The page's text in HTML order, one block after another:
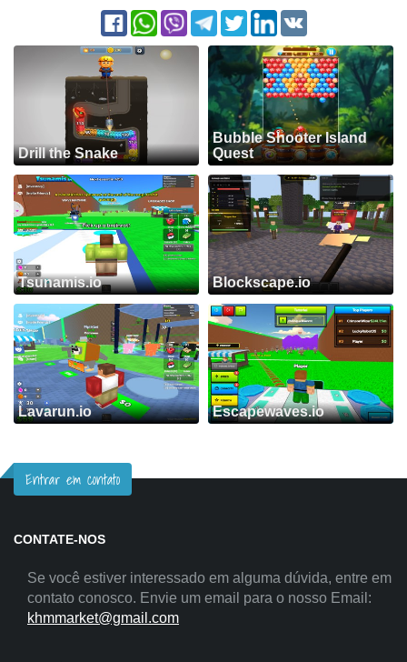
Drill the Snake
Bubble Shooter Island
Quest
Tsunamis.io Blockscape.io
Lavarun.io Escapewaves.io
Entrar em contato
CONTATE-NOS
Se você estiver interessado em alguma dúvida, entre em
contato conosco. Envie um email para o nosso Email:
khmmarket@gmail.com